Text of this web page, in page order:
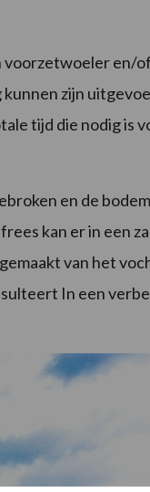
voorzetwoeler en/
zijn
tijd die nodig is
en de
kan er in een
van het
In een